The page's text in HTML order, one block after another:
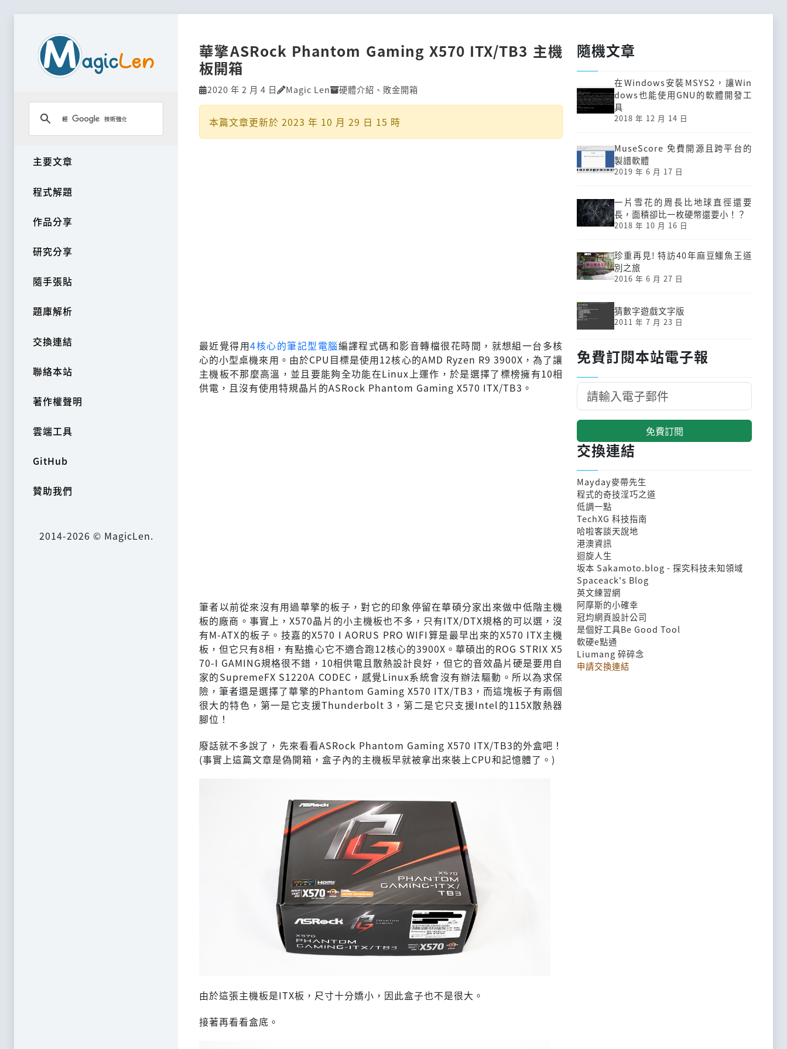
主要文章
程式解題
作品分享
研究分享
隨手張貼
題庫解析
交換連結
聯絡本站
著作權聲明
雲端工具
GitHub
贊助我們
2014-2026 © MagicLen.
華擎ASRock Phantom Gaming X570 ITX/TB3 主機
板開箱
2020 年 2 月 4 日 Magic Len 硬體介紹 、 敗金開箱
本篇文章更新於 2023 年 10 月 29 日 15 時
最近覺得用4核心的筆記型電腦編譯程式碼和影音轉檔很花時間，就想組一台多核
心的小型桌機來用。由於CPU目標是使用12核心的AMD Ryzen R9 3900X，為了讓
主機板不那麼高溫，並且要能夠全功能在Linux上運作，於是選擇了標榜擁有10相
供電，且沒有使用特規晶片的ASRock Phantom Gaming X570 ITX/TB3。
筆者以前從來沒有用過華擎的板子，對它的印象停留在華碩分家出來做中低階主機
板的廠商。事實上，X570晶片的小主機板也不多，只有ITX/DTX規格的可以選，沒
有M-ATX的板子。技嘉的X570 I AORUS PRO WIFI算是最早出來的X570 ITX主機
板，但它只有8相，有點擔心它不適合跑12核心的3900X。華碩出的ROG STRIX X5
70-I GAMING規格很不錯，10相供電且散熱設計良好，但它的音效晶片硬是要用自
家的SupremeFX S1220A CODEC，感覺Linux系統會沒有辦法驅動。所以為求保
險，筆者還是選擇了華擎的Phantom Gaming X570 ITX/TB3，而這塊板子有兩個
很大的特色，第一是它支援Thunderbolt 3，第二是它只支援Intel的115X散熱器
腳位！
廢話就不多說了，先來看看ASRock Phantom Gaming X570 ITX/TB3的外盒吧！
(事實上這篇文章是偽開箱，盒子內的主機板早就被拿出來裝上CPU和記憶體了。)
由於這張主機板是ITX板，尺寸十分嬌小，因此盒子也不是很大。
接著再看看盒底。
隨機文章
在Windows安裝MSYS2，讓Win
dows也能使用GNU的軟體開發工
具
2018 年 12 月 14 日
MuseScore 免費開源且跨平台的
製譜軟體
2019 年 6 月 17 日
一片雪花的周長比地球直徑還要
長，面積卻比一枚硬幣還要小！？
2018 年 10 月 16 日
珍重再見! 特訪40年麻豆鱷魚王道
別之旅
2016 年 6 月 27 日
猜數字遊戲文字版
2011 年 7 月 23 日
免費訂閱本站電子報
免費訂閱
交換連結
Mayday麥帶先生
程式的奇技淫巧之道
低調一點
TechXG 科技指南
哈啦客談天說地
港澳資訊
迴旋人生
坂本 Sakamoto.blog - 探究科技未知領域
Spaceack's Blog
英文練習網
阿摩斯的小確幸
冠均網頁設計公司
是個好工具Be Good Tool
軟硬e點通
Liumang 碎碎念
申請交換連結